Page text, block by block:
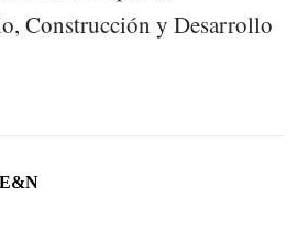
Construcción y Desarrollo